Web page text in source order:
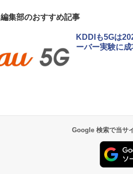
編集部のおすすめ記事
KDDIも5Gは
ーバー実験に成
Google 検索で当サ